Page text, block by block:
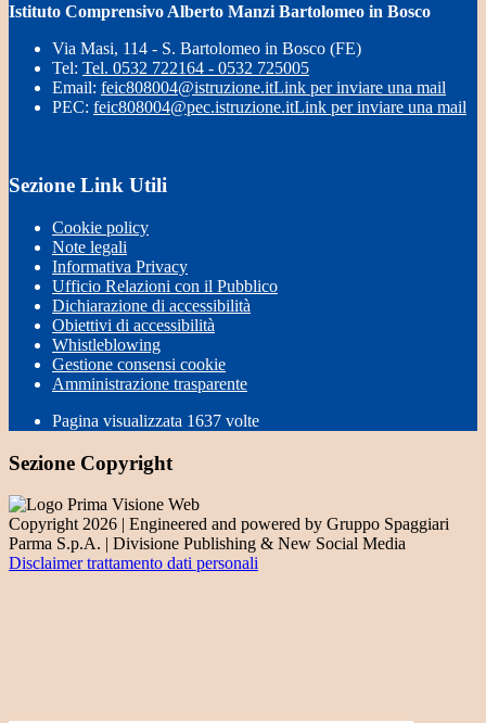
Istituto Comprensivo Alberto Manzi Bartolomeo in Bosco
Via Masi, 114 - S. Bartolomeo in Bosco (FE)
Tel: Tel. 0532 722164 - 0532 725005
Email: feic808004@istruzione.itLink per inviare una mail
PEC: feic808004@pec.istruzione.itLink per inviare una mail
Sezione Link Utili
Cookie policy
Note legali
Informativa Privacy
Ufficio Relazioni con il Pubblico
Dichiarazione di accessibilità
Obiettivi di accessibilità
Whistleblowing
Gestione consensi cookie
Amministrazione trasparente
Pagina visualizzata 1637 volte
Sezione Copyright
Copyright 2026 | Engineered and powered by Gruppo Spaggiari
Parma S.p.A. | Divisione Publishing & New Social Media
Disclaimer trattamento dati personali